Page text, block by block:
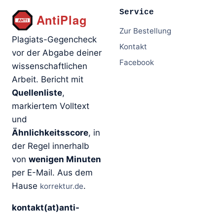
Plagiats-Gegencheck
vor der Abgabe deiner
wissenschaftlichen
Arbeit. Bericht mit
Quellenliste,
markiertem Volltext
und
Ähnlichkeitsscore, in
der Regel innerhalb
von wenigen Minuten
per E-Mail. Aus dem
Hause korrektur.de.
kontakt(at)anti-
Service
Zur Bestellung
Kontakt
Facebook